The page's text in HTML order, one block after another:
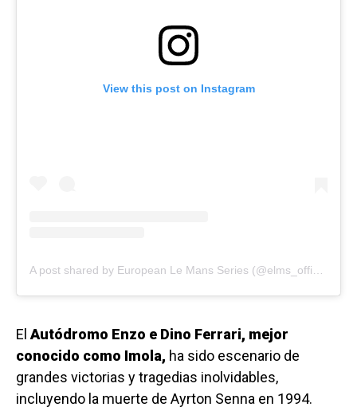
View this post on Instagram
A post shared by European Le Mans Series (@elms_official)
ElAutódromo Enzo e Dino Ferrari, mejor
conocido como Imola, ha sido escenario de
grandes victorias y tragedias inolvidables,
incluyendo la muerte de Ayrton Senna en 1994.